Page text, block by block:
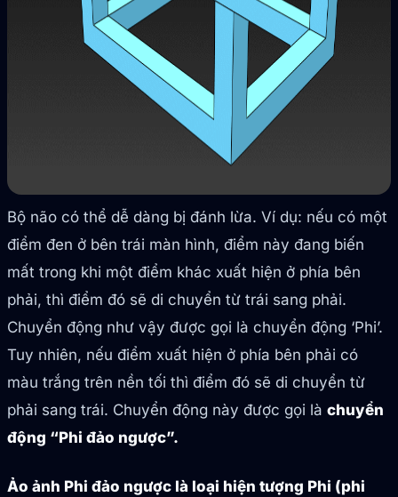
Bộ não có thể dễ dàng bị đánh lừa. Ví dụ: nếu có một
điểm đen ở bên trái màn hình, điểm này đang biến
mất trong khi một điểm khác xuất hiện ở phía bên
phải, thì điểm đó sẽ di chuyển từ trái sang phải.
Chuyển động như vậy được gọi là chuyển động ‘Phi’.
Tuy nhiên, nếu điểm xuất hiện ở phía bên phải có
màu trắng trên nền tối thì điểm đó sẽ di chuyển từ
phải sang trái. Chuyển động này được gọi là chuyển
động “Phi đảo ngược”.
Ảo ảnh Phi đảo ngược là loại hiện tượng Phi (phi